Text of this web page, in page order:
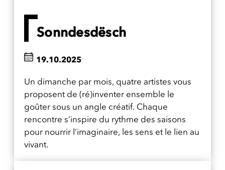
Sonndesdësch
Un dimanche par mois, quatre artistes vous
proposent de (ré)inventer ensemble le
goûter sous un angle créatif. Chaque
rencontre s’inspire du rythme des saisons
pour nourrir l’imaginaire, les sens et le lien au
vivant.
19.10.2025